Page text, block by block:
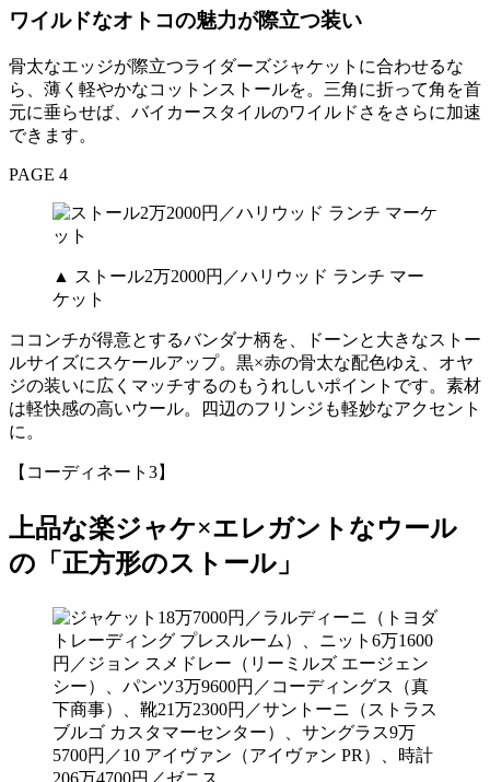
ワイルドなオトコの魅力が際立つ装い
骨太なエッジが際立つライダーズジャケットに合わせるな
ら、薄く軽やかなコットンストールを。三角に折って角を首
元に垂らせば、バイカースタイルのワイルドさをさらに加速
できます。
PAGE 4
▲ ストール2万2000円／ハリウッド ランチ マー
ケット
ココンチが得意とするバンダナ柄を、ドーンと大きなストー
ルサイズにスケールアップ。黒×赤の骨太な配色ゆえ、オヤ
ジの装いに広くマッチするのもうれしいポイントです。素材
は軽快感の高いウール。四辺のフリンジも軽妙なアクセント
に。
【コーディネート3】
上品な楽ジャケ×エレガントなウール
の「正方形のストール」